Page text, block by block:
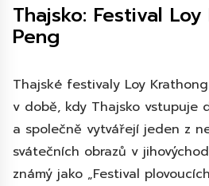
Thajsko: Festival
Peng
Thajské festivaly Loy
v době, kdy Thajsko vstupuje
a společně vytvářejí jeden z
svátečních obrazů v
známý jako „Festival